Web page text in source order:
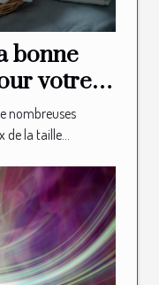
bonne
votre
nombreuses
de la taille...